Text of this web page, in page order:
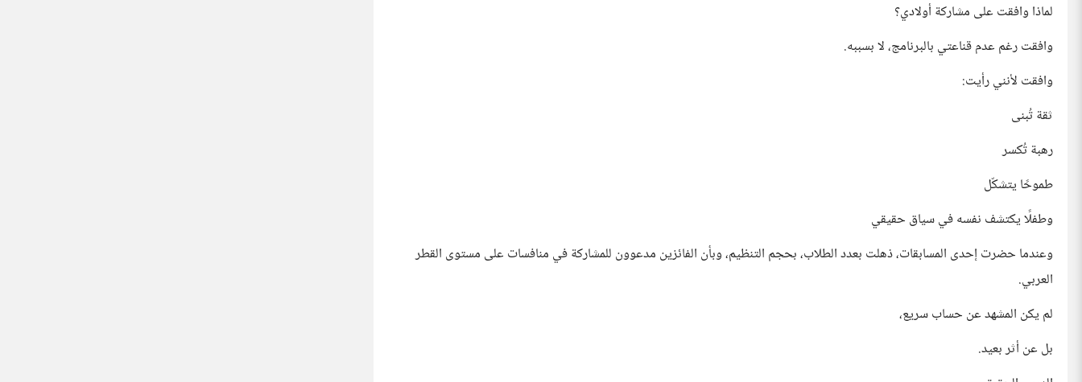
لماذا وافقت على مشاركة أولادي؟
وافقت رغم عدم قناعتي بالبرنامج، لا بسببه.
وافقت لأنني رأيت:
ثقة تُبنى
رهبة تُكسر
طموحًا يتشكّل
وطفلًا يكتشف نفسه في سياق حقيقي
وعندما حضرت إحدى المسابقات، ذهلت بعدد الطلاب، بحجم التنظيم، وبأن الفائزين مدعوون للمشاركة في منافسات على مستوى القطر
العربي.
لم يكن المشهد عن حساب سريع،
بل عن أثر بعيد.